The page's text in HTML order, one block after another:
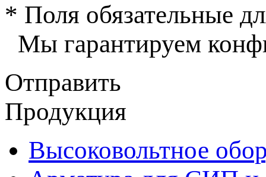
* Поля обязательные
Мы гарантируем
Отправить
Продукция
Высоковольтное